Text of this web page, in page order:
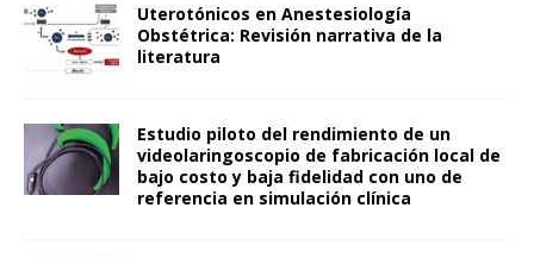
Uterotónicos en Anestesiología
Obstétrica: Revisión narrativa de la
literatura
Estudio piloto del rendimiento de un
videolaringoscopio de fabricación local de
bajo costo y baja fidelidad con uno de
referencia en simulación clínica